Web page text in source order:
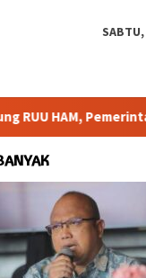
HAM, Pemerintah